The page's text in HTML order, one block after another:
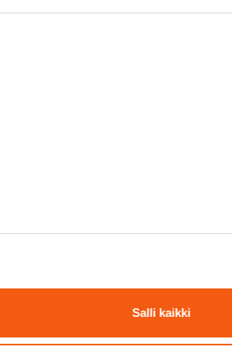
Salli kaikki
tietotekniikan
oikeita asioita –
jotka